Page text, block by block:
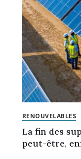
RENOUVELABLES
La fin des
peut-être,